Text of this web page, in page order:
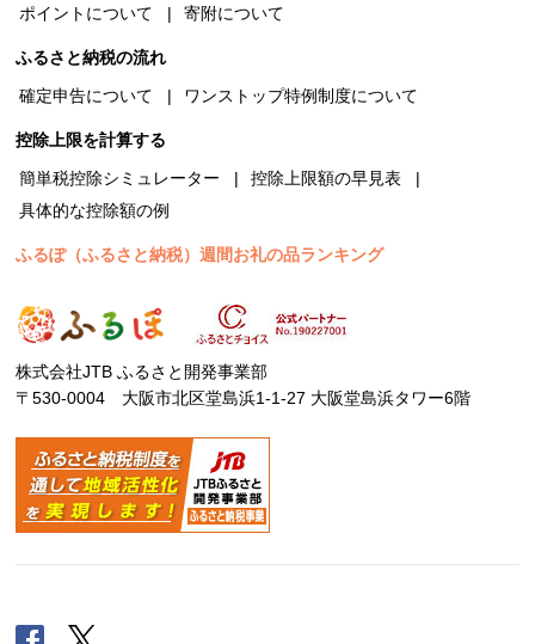
ポイントについて
寄附について
ふるさと納税の流れ
確定申告について
ワンストップ特例制度について
控除上限を計算する
簡単税控除シミュレーター
控除上限額の早見表
具体的な控除額の例
ふるぽ（ふるさと納税）週間お礼の品ランキング
株式会社JTB ふるさと開発事業部
〒530-0004 大阪市北区堂島浜1-1-27 大阪堂島浜タワー6階
Facebook